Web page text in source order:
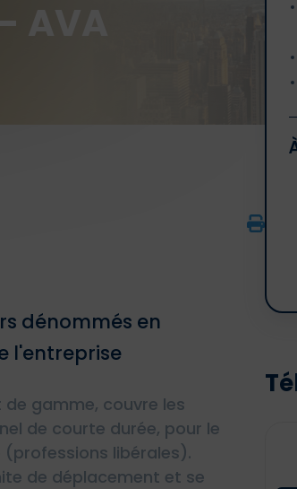
dénommés en
l'entreprise
gamme, couvre les
de courte durée, pour le
libérales).
de déplacement et se